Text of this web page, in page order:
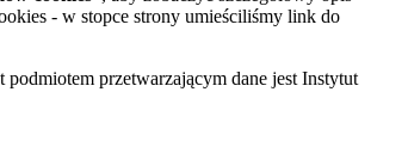
- w stopce strony umieściliśmy link do
przetwarzającym dane jest Instytut